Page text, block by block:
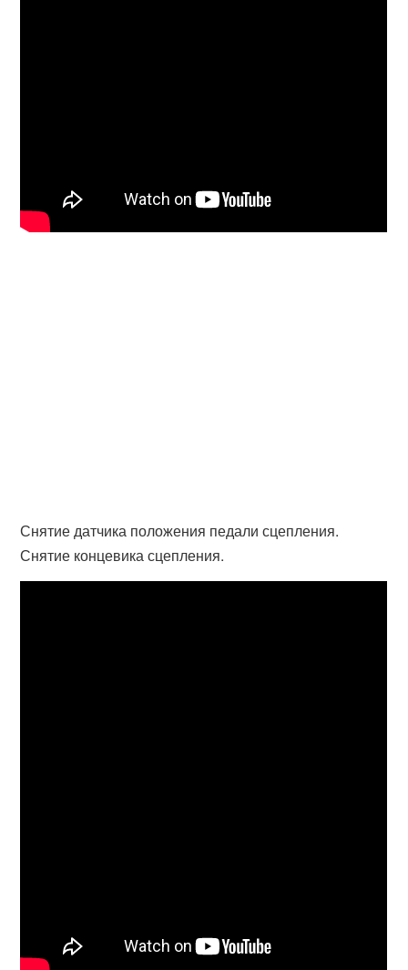
Снятие датчика положения педали сцепления.
Снятие концевика сцепления.